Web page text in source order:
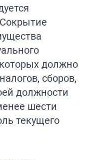
должно
сборов,
должности
шести
текущего